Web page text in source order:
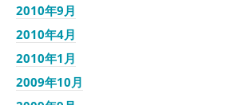
2010年9月
2010年4月
2010年1月
2009年10月